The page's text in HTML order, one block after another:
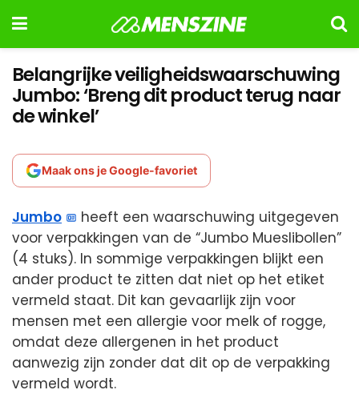
Belangrijke veiligheidswaarschuwing
Jumbo: ‘Breng dit product terug naar
de winkel’
Maak ons je Google-favoriet
Jumbo
heeft een waarschuwing uitgegeven
voor verpakkingen van de “Jumbo Mueslibollen”
(4 stuks). In sommige verpakkingen blijkt een
ander product te zitten dat niet op het etiket
vermeld staat. Dit kan gevaarlijk zijn voor
mensen met een allergie voor melk of rogge,
omdat deze allergenen in het product
aanwezig zijn zonder dat dit op de verpakking
vermeld wordt.